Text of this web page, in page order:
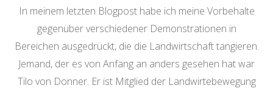
In meinem letzten Blogpost habe ich meine Vorbehalte
gegenüber verschiedener Demonstrationen in
Bereichen ausgedrückt, die die Landwirtschaft tangieren.
Jemand, der es von Anfang an anders gesehen hat war
Tilo von Donner. Er ist Mitglied der Landwirtebewegung